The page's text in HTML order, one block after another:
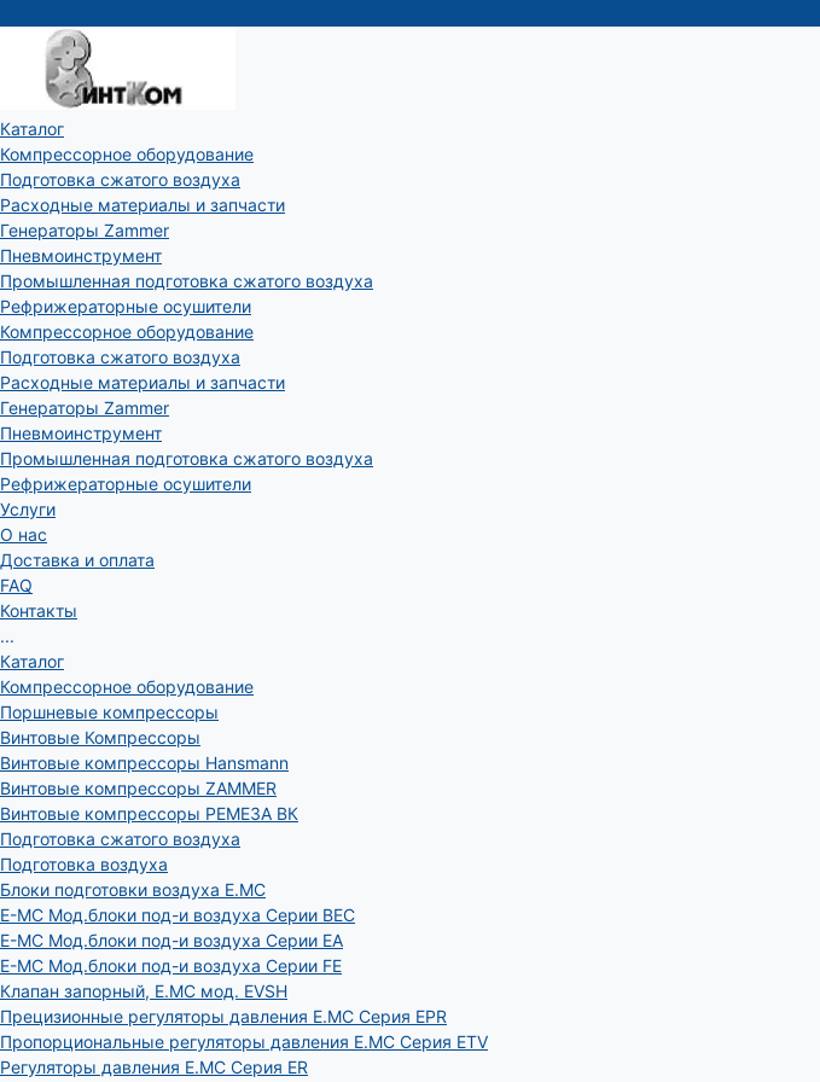
Каталог
Компрессорное оборудование
Подготовка сжатого воздуха
Расходные материалы и запчасти
Генераторы Zammer
Пневмоинструмент
Промышленная подготовка сжатого воздуха
Рефрижераторные осушители
Компрессорное оборудование
Подготовка сжатого воздуха
Расходные материалы и запчасти
Генераторы Zammer
Пневмоинструмент
Промышленная подготовка сжатого воздуха
Рефрижераторные осушители
Услуги
О нас
Доставка и оплата
FAQ
Контакты
...
Каталог
Компрессорное оборудование
Поршневые компрессоры
Винтовые Компрессоры
Винтовые компрессоры Hansmann
Винтовые компрессоры ZAMMER
Винтовые компрессоры РЕМЕЗА ВК
Подготовка сжатого воздуха
Подготовка воздуха
Блоки подготовки воздуха E.MC
E-MC Мод.блоки под-и воздуха Серии BEC
E-MC Мод.блоки под-и воздуха Серии EA
E-MC Мод.блоки под-и воздуха Серии FE
Клапан запорный, E.MC мод. EVSH
Прецизионные регуляторы давления E.MC Серия EPR
Пропорциональные регуляторы давления E.MC Серия ETV
Регуляторы давления E.MC Серия ER